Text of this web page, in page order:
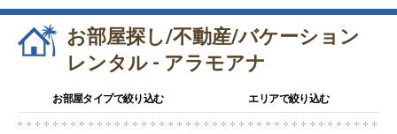
お部屋探し/不動産/バケーション
レンタル - アラモアナ
お部屋タイプで絞り込む エリアで絞り込む